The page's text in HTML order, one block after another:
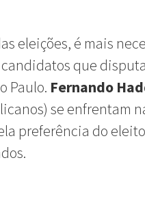
eleições, é mais
que
Paulo. Fernando
se enfrentam
preferência do